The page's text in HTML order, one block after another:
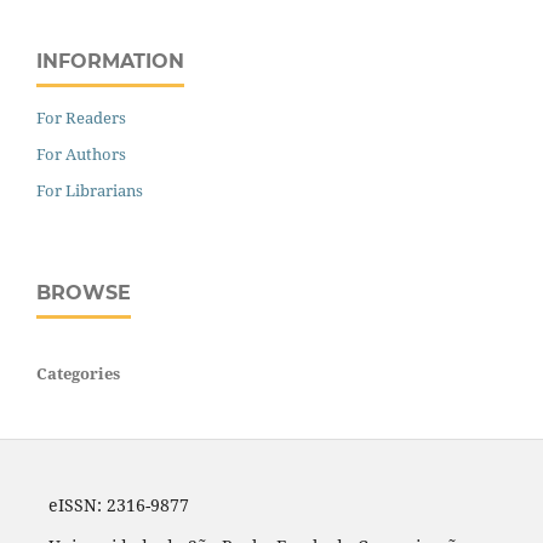
INFORMATION
For Readers
For Authors
For Librarians
BROWSE
Categories
eISSN: 2316-9877